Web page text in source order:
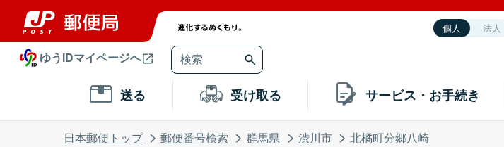
個人 法人
ゆうIDマイページへ
送る 受け取る サービス・お手続き
日本郵便トップ 郵便番号検索 群馬県 渋川市 北橘町分郷八崎